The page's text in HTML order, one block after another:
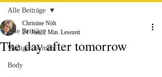
Alle Beiträge
Weniger ist mehr
Body
Alle Beiträge
The day after tomorrow
Christine Nöh
24. Jan. 2 Min. Lesezeit